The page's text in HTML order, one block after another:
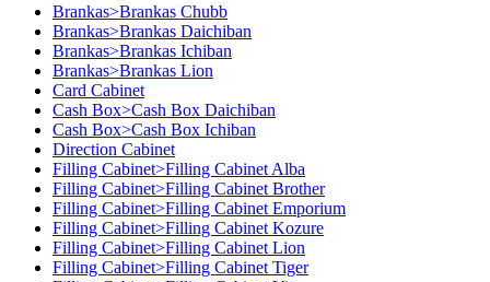
Brankas>Brankas Chubb
Brankas>Brankas Daichiban
Brankas>Brankas Ichiban
Brankas>Brankas Lion
Card Cabinet
Cash Box>Cash Box Daichiban
Cash Box>Cash Box Ichiban
Direction Cabinet
Filling Cabinet>Filling Cabinet Alba
Filling Cabinet>Filling Cabinet Brother
Filling Cabinet>Filling Cabinet Emporium
Filling Cabinet>Filling Cabinet Kozure
Filling Cabinet>Filling Cabinet Lion
Filling Cabinet>Filling Cabinet Tiger